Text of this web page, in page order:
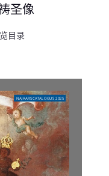
圣像
目录